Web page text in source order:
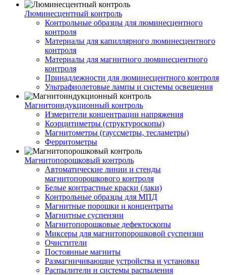
Люминесцентный контроль
Контрольные образцы для люминесцентного
контроля
Материалы для капиллярного люминесцентного
контроля
Материалы для магнитного люминесцентного
контроля
Принадлежности для люминесцентного контроля
Ультрафиолетовые лампы и системы освещения
Магнитоиндукционный контроль
Измерители концентрации напряжения
Коэрцитиметры (структуроскопы)
Магнитометры (гауссметры, тесламетры)
Ферритометры
Магнитопорошковый контроль
Автоматические линии и стенды
магнитопорошкового контроля
Белые контрастные краски (лаки)
Контрольные образцы для МПД
Магнитные порошки и концентраты
Магнитные суспензии
Магнитопорошковые дефектоскопы
Миксеры для магнитопорошковой суспензии
Очистители
Постоянные магниты
Размагничивающие устройства и установки
Распылители и системы распыления